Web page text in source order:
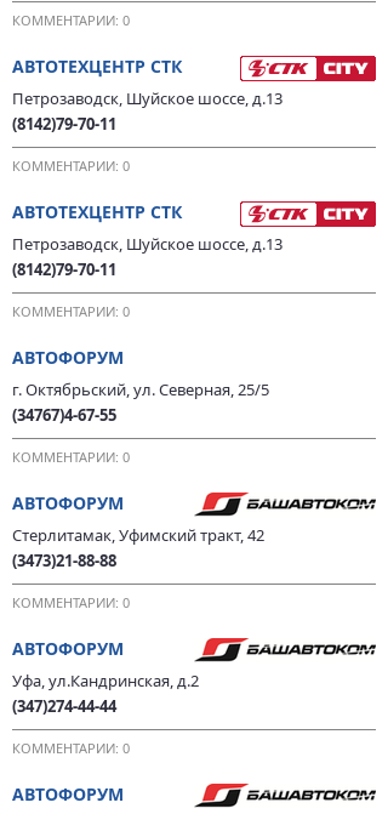
КОММЕНТАРИИ: 0
АВТОТЕХЦЕНТР СТК
Петрозаводск, Шуйское шоссе, д.13
(8142)79-70-11
КОММЕНТАРИИ: 0
АВТОТЕХЦЕНТР СТК
Петрозаводск, Шуйское шоссе, д.13
(8142)79-70-11
КОММЕНТАРИИ: 0
АВТОФОРУМ
г. Октябрьский, ул. Северная, 25/5
(34767)4-67-55
КОММЕНТАРИИ: 0
АВТОФОРУМ
Стерлитамак, Уфимский тракт, 42
(3473)21-88-88
КОММЕНТАРИИ: 0
АВТОФОРУМ
Уфа, ул.Кандринская, д.2
(347)274-44-44
КОММЕНТАРИИ: 0
АВТОФОРУМ